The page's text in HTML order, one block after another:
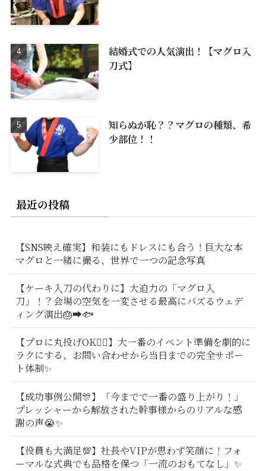
結婚式での人気演出！【マグロ入
刀式】
知らぬが恥？？マグロの種類、希
少部位！！
最近の投稿
【SNS映え確実】和装にもドレスにも合う！巨大な本
マグロと一緒に撮る、世界で一つの記念写真
【ケーキ入刀の代わりに】大迫力の「マグロ入
刀」！？会場の空気を一変させる最高にバズるウェデ
ィング演出🎂➡️🐟
【プロに丸投げOK🙆‍♂️】大一番のイベント準備を劇的に
ラクにする、お問い合わせから当日までの完全サポー
ト体制✨
【成功事例公開🎊】「今までで一番の盛り上がり！」
プレッシャーから解放された幹事様からのリアルな感
謝の声😭✨
【役員も大満足💯】社長やVIPが思わず笑顔に！フォ
ーマルな式典でも品格を保つ「一流のおもてなし」✨